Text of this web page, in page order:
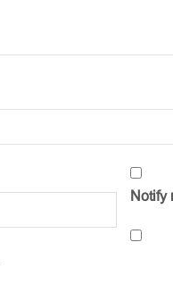
Notify